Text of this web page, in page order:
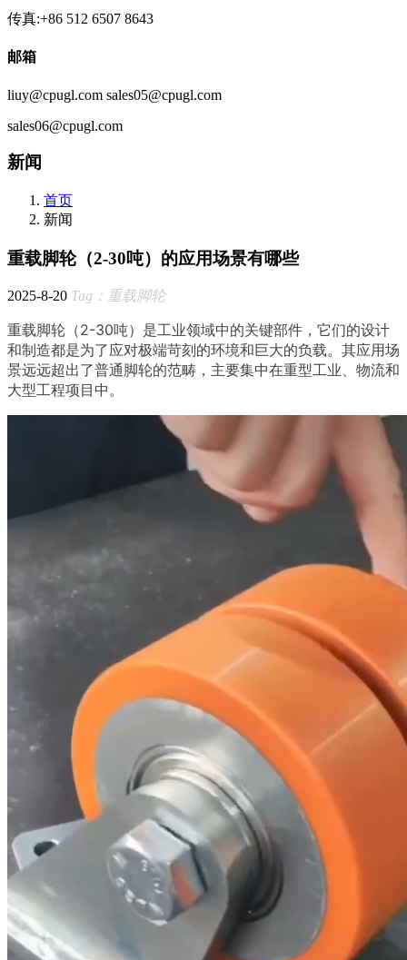
传真:+86 512 6507 8643
邮箱
liuy@cpugl.com sales05@cpugl.com
sales06@cpugl.com
新闻
首页
新闻
重载脚轮（2-30吨）的应用场景有哪些
2025-8-20 Tag：重载脚轮
重载脚轮（2-30吨）是工业领域中的关键部件，它们的设计
和制造都是为了应对极端苛刻的环境和巨大的负载。其应用场
景远远超出了普通脚轮的范畴，主要集中在重型工业、物流和
大型工程项目中。